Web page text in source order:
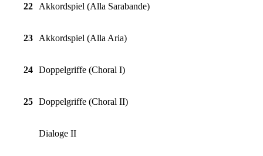
22 Akkordspiel (Alla Sarabande)
23 Akkordspiel (Alla Aria)
24 Doppelgriffe (Choral I)
25 Doppelgriffe (Choral II)
Dialoge II